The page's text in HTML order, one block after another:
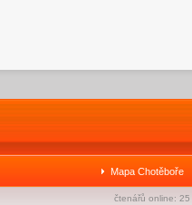
Mapa Chotěboře
čtenářů online: 25